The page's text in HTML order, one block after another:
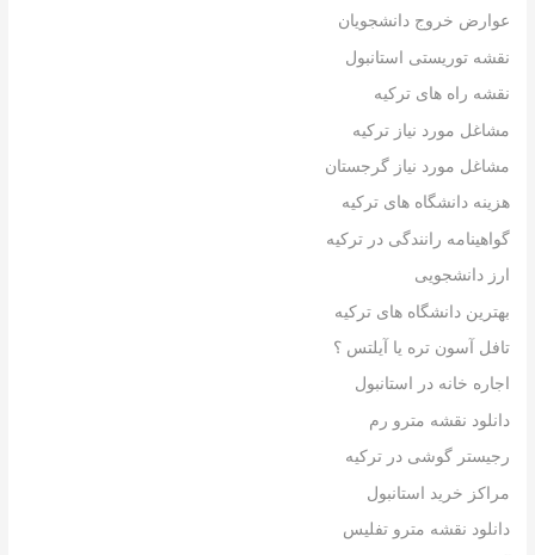
عوارض خروج دانشجویان
نقشه توریستی استانبول
نقشه راه های ترکیه
مشاغل مورد نیاز ترکیه
مشاغل مورد نیاز گرجستان
هزینه دانشگاه های ترکیه
گواهینامه رانندگی در ترکیه
ارز دانشجویی
بهترین دانشگاه های ترکیه
تافل آسون تره یا آیلتس ؟
اجاره خانه در استانبول
دانلود نقشه مترو رم
رجیستر گوشی در ترکیه
مراکز خرید استانبول
دانلود نقشه مترو تفلیس